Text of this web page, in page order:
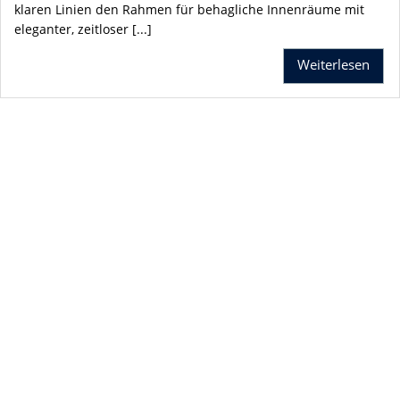
klaren Linien den Rahmen für behagliche Innenräume mit
eleganter, zeitloser [...]
Weiterlesen